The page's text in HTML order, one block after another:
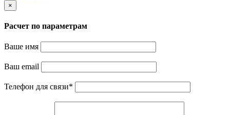
×
Расчет по параметрам
Ваше имя
Ваш email
Телефон для связи*